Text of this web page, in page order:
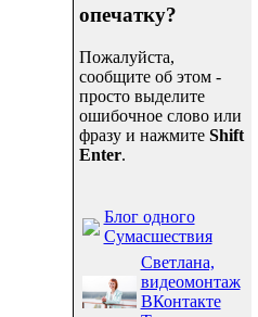
опечатку?
Пожалуйста,
сообщите об этом -
просто выделите
ошибочное слово или
фразу и нажмите Shift
Enter.
Блог одного
Сумасшествия
Светлана,
видеомонтаж
ВКонтакте